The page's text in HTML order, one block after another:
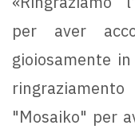
per aver
gioiosamente
"Mosaiko" per